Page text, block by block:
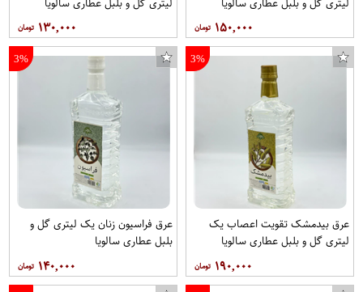
۱۵۰,۰۰۰ ۱۳۰,۰۰۰
3%
عرق بیدمشک تقویت اعصاب یک
لیتری گل و بلبل عطاری سالویا
۱۹۰,۰۰۰
3%
عرق فراسیون زنان یک لیتری گل و
بلبل عطاری سالویا
۱۴۰,۰۰۰